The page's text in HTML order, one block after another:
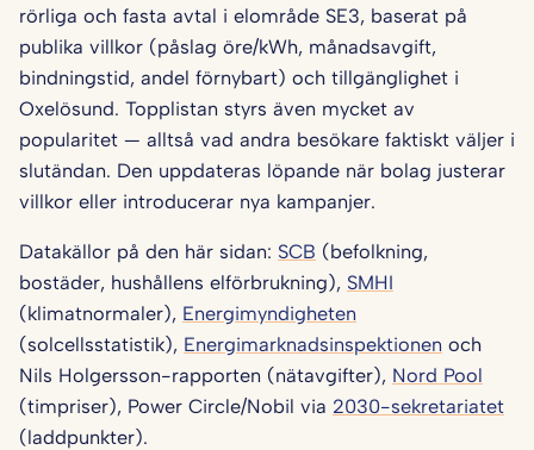
rörliga och fasta avtal i elområde SE3, baserat på
publika villkor (påslag öre/kWh, månadsavgift,
bindningstid, andel förnybart) och tillgänglighet i
Oxelösund. Topplistan styrs även mycket av
popularitet — alltså vad andra besökare faktiskt väljer i
slutändan. Den uppdateras löpande när bolag justerar
villkor eller introducerar nya kampanjer.
Datakällor på den här sidan: SCB (befolkning,
bostäder, hushållens elförbrukning), SMHI
(klimatnormaler), Energimyndigheten
(solcellsstatistik), Energimarknadsinspektionen och
Nils Holgersson-rapporten (nätavgifter), Nord Pool
(timpriser), Power Circle/Nobil via 2030-sekretariatet
(laddpunkter).